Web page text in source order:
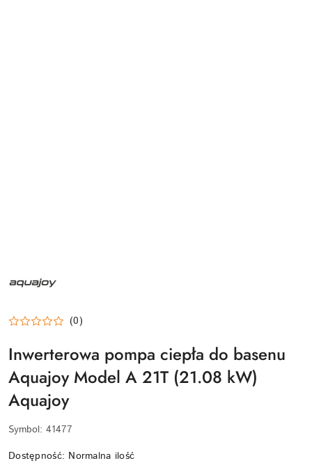
AQUAJOY
(0)
Inwerterowa pompa ciepła do basenu
Aquajoy Model A 21T (21.08 kW)
Aquajoy
Symbol: 41477
Dostępność: Normalna ilość